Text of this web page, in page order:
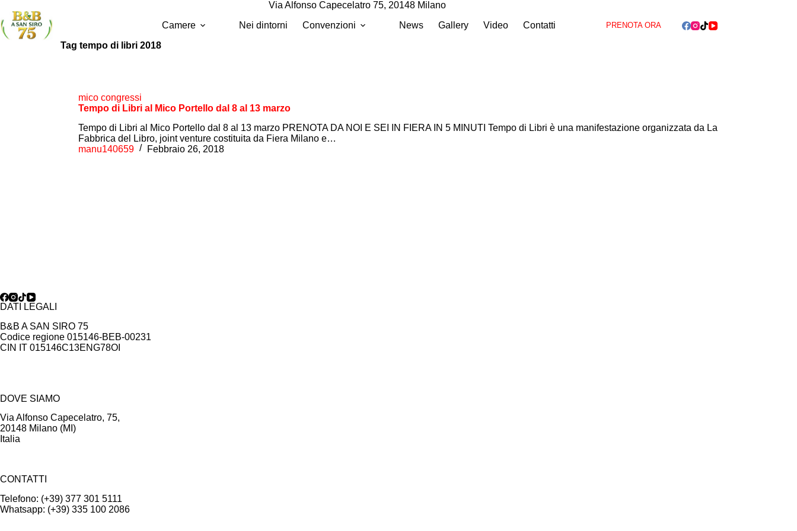
Via Alfonso Capecelatro 75, 20148 Milano
Camere
Nei dintorni Convenzioni News Gallery Video Contatti PRENOTA ORA
Tag tempo di libri 2018
mico congressi
Tempo di Libri al Mico Portello dal 8 al 13 marzo
Tempo di Libri al Mico Portello dal 8 al 13 marzo PRENOTA DA NOI E SEI IN FIERA IN 5 MINUTI Tempo di Libri è una manifestazione organizzata da La
Fabbrica del Libro, joint venture costituita da Fiera Milano e…
manu140659
Febbraio 26, 2018
DATI LEGALI
B&B A SAN SIRO 75
Codice regione 015146-BEB-00231
CIN IT 015146C13ENG78OI
DOVE SIAMO
Via Alfonso Capecelatro, 75,
20148 Milano (MI)
Italia
CONTATTI
Telefono: (+39) 377 301 5111
Whatsapp: (+39) 335 100 2086